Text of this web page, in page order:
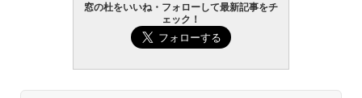
￥109,800
生成AIパスポート公式テキスト 第４版
Amazon Kindle - 目に優しい、かさばら
ない、大きな画面で読みやすい、6週間持
し
窓の杜をいいね・フォローして最新記事をチ
ェック！